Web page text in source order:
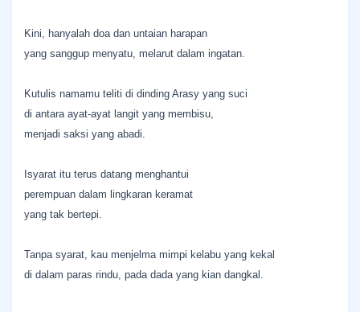
Kini, hanyalah doa dan untaian harapan
yang sanggup menyatu, melarut dalam ingatan.
Kutulis namamu teliti di dinding Arasy yang suci
di antara ayat-ayat langit yang membisu,
menjadi saksi yang abadi.
Isyarat itu terus datang menghantui
perempuan dalam lingkaran keramat
yang tak bertepi.
Tanpa syarat, kau menjelma mimpi kelabu yang kekal
di dalam paras rindu, pada dada yang kian dangkal.